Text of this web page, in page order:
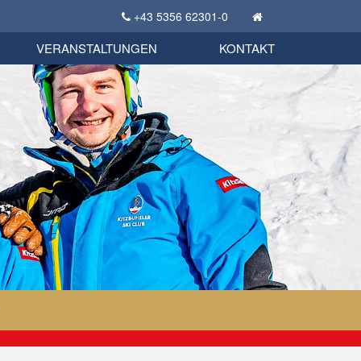
+43 5356 62301-0
KSC Sportgeschichte
Bekleidungsshop
VERANSTALTUNGEN KONTAKT